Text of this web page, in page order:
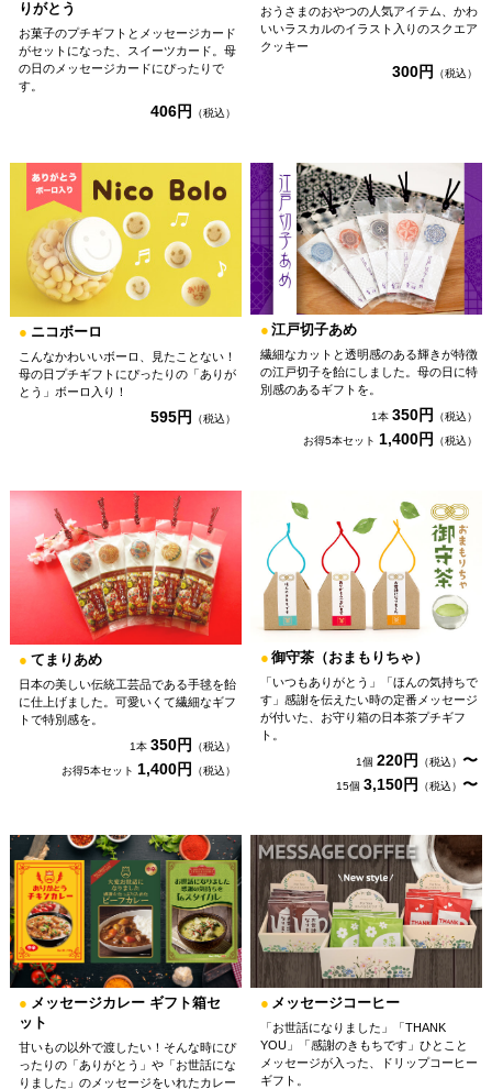
りがとう
お菓子のプチギフトとメッセージカード
がセットになった、スイーツカード。母
の日のメッセージカードにぴったりで
す。
406円 （税込）
おうさまのおやつの人気アイテム、かわ
いいラスカルのイラスト入りのスクエア
クッキー
300円 （税込）
● ニコボーロ
こんなかわいいボーロ、見たことない！
母の日プチギフトにぴったりの「ありが
とう」ボーロ入り！
595円 （税込）
●江戸切子あめ
繊細なカットと透明感のある輝きが特徴
の江戸切子を飴にしました。母の日に特
別感のあるギフトを。
1本 350円
（税込）
お得5本セット 1,400円 （税込）
● てまりあめ
日本の美しい伝統工芸品である手毬を飴
に仕上げました。可愛いくて繊細なギフ
トで特別感を。
1本350円
（税込）
お得5本セット 1,400円 （税込）
●御守茶（おまもりちゃ）
「いつもありがとう」「ほんの気持ちで
す」感謝を伝えたい時の定番メッセージ
が付いた、お守り箱の日本茶プチギフ
ト。
1個 220円 （税込） 〜
15個 3,150円 （税込） 〜
● メッセージカレー ギフト箱セ
ット
甘いもの以外で渡したい！そんな時にぴ
ったりの「ありがとう」や「お世話にな
りました」のメッセージをいれたカレー
● メッセージコーヒー
「お世話になりました」「THANK
YOU」「感謝のきもちです」ひとこと
メッセージが入った、ドリップコーヒー
ギフト。